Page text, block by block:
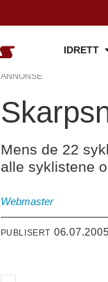
IDRETT
ANNONSE
Mens de 22
alle syklistene
Webmaster
PUBLISERT